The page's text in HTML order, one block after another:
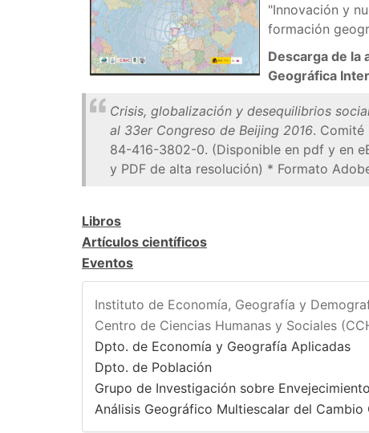
"Innovación y
formación
Descarga de la
Geográfica
Crisis, globalización y desequilibrios
al 33er Congreso de Beijing 2016. Comité
84-416-3802-0. (Disponible en pdf y en
y PDF de alta resolución) * Formato
Libros
Artículos científicos
Eventos
Instituto de Economía, Geografía y
Centro de Ciencias Humanas y Sociales
Dpto. de Economía y Geografía Aplicadas
Dpto. de Población
Grupo de Investigación sobre
Análisis Geográfico Multiescalar del Cambio